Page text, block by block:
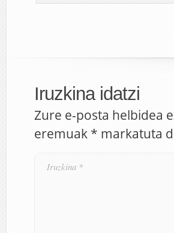
Iruzkina idatzi
Zure e-posta helbidea
eremuak * markatuta